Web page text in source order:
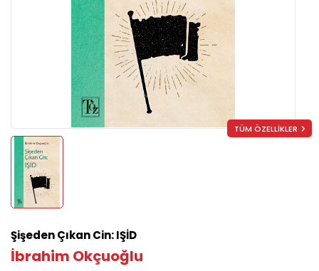
TÜM ÖZELLİKLER
Şişeden Çıkan Cin: IŞİD
İbrahim Okçuoğlu